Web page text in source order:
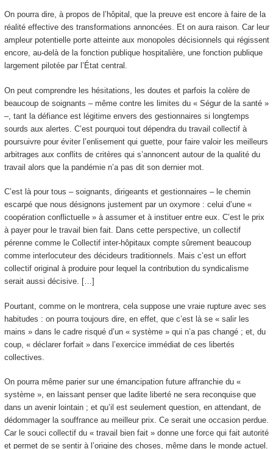
On pourra dire, à propos de l’hôpital, que la preuve est encore à faire de la
réalité effective des transformations annoncées. Et on aura raison. Car leur
ampleur potentielle porte atteinte aux monopoles décisionnels qui régissent
encore, au-delà de la fonction publique hospitalière, une fonction publique
largement pilotée par l’État central.
On peut comprendre les hésitations, les doutes et parfois la colère de
beaucoup de soignants – même contre les limites du « Ségur de la santé »
–, tant la défiance est légitime envers des gestionnaires si longtemps
sourds aux alertes. C’est pourquoi tout dépendra du travail collectif à
poursuivre pour éviter l’enlisement qui guette, pour faire valoir les meilleurs
arbitrages aux conflits de critères qui s’annoncent autour de la qualité du
travail alors que la pandémie n’a pas dit son dernier mot.
C’est là pour tous – soignants, dirigeants et gestionnaires – le chemin
escarpé que nous désignons justement par un oxymore : celui d’une «
coopération conflictuelle » à assumer et à instituer entre eux. C’est le prix
à payer pour le travail bien fait. Dans cette perspective, un collectif
pérenne comme le Collectif inter-hôpitaux compte sûrement beaucoup
comme interlocuteur des décideurs traditionnels. Mais c’est un effort
collectif original à produire pour lequel la contribution du syndicalisme
serait aussi décisive. […]
Pourtant, comme on le montrera, cela suppose une vraie rupture avec ses
habitudes : on pourra toujours dire, en effet, que c’est là se « salir les
mains » dans le cadre risqué d’un « système » qui n’a pas changé ; et, du
coup, « déclarer forfait » dans l’exercice immédiat de ces libertés
collectives.
On pourra même parier sur une émancipation future affranchie du «
système », en laissant penser que ladite liberté ne sera reconquise que
dans un avenir lointain ; et qu’il est seulement question, en attendant, de
dédommager la souffrance au meilleur prix. Ce serait une occasion perdue.
Car le souci collectif du « travail bien fait » donne une force qui fait autorité
et permet de se sentir à l’origine des choses, même dans le monde actuel.